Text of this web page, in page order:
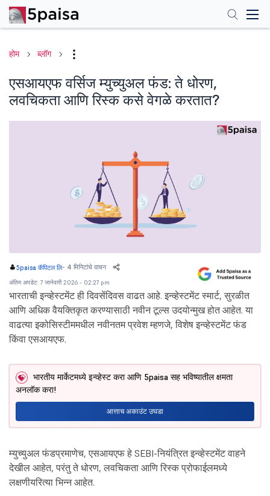
होम ब्लॉग
एसआयएफ वर्सिज म्युच्युअल फंड: ते धोरण,
लवचिकता आणि रिस्क कसे वेगळे करतात?
5paisa कॅपिटल लि- 4 मिनिटांचे वाचन
अंतिम अपडेट: 7 जानेवारी 2026 - 02:27 pm
भारताची इन्व्हेस्टमेंट ही दिवसेंदिवस वाढत आहे. इन्व्हेस्टमेंट स्मार्ट, सुरळीत
आणि अधिक वैयक्तिकृत करण्यासाठी नवीन टूल्स उदयोन्मुख होत आहेत. या
वाढत्या इकोसिस्टीममधील नवीनतम प्रवेश म्हणजे, विशेष इन्व्हेस्टमेंट फंड
किंवा एसआयएफ.
भारतीय मार्केटमध्ये इन्व्हेस्ट करा आणि 5paisa सह भविष्यातील क्षमता
अनलॉक करा!
आत्ताच अकाउंट उघडा
म्युच्युअल फंडप्रमाणेच, एसआयएफ हे SEBI-नियंत्रित इन्व्हेस्टमेंट वाहने
देखील आहेत, परंतु ते धोरण, लवचिकता आणि रिस्क प्रोफाईलमध्ये
लक्षणीयरित्या भिन्न आहेत.